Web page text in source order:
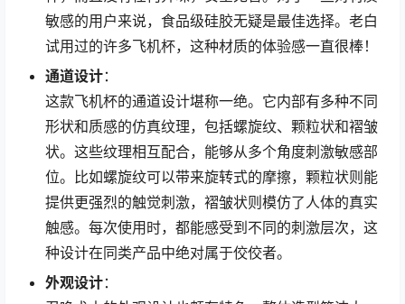
敏感的用户来说，食品级硅胶无疑是最佳选择。老白
试用过的许多飞机杯，这种材质的体验感一直很棒！
通道设计：
这款飞机杯的通道设计堪称一绝。它内部有多种不同
形状和质感的仿真纹理，包括螺旋纹、颗粒状和褶皱
状。这些纹理相互配合，能够从多个角度刺激敏感部
位。比如螺旋纹可以带来旋转式的摩擦，颗粒状则能
提供更强烈的触觉刺激，褶皱状则模仿了人体的真实
触感。每次使用时，都能感受到不同的刺激层次，这
种设计在同类产品中绝对属于佼佼者。
外观设计：